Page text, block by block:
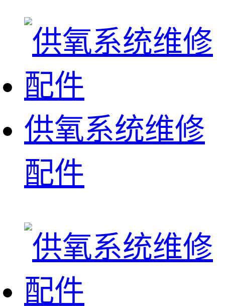
供氧系统维修
配件